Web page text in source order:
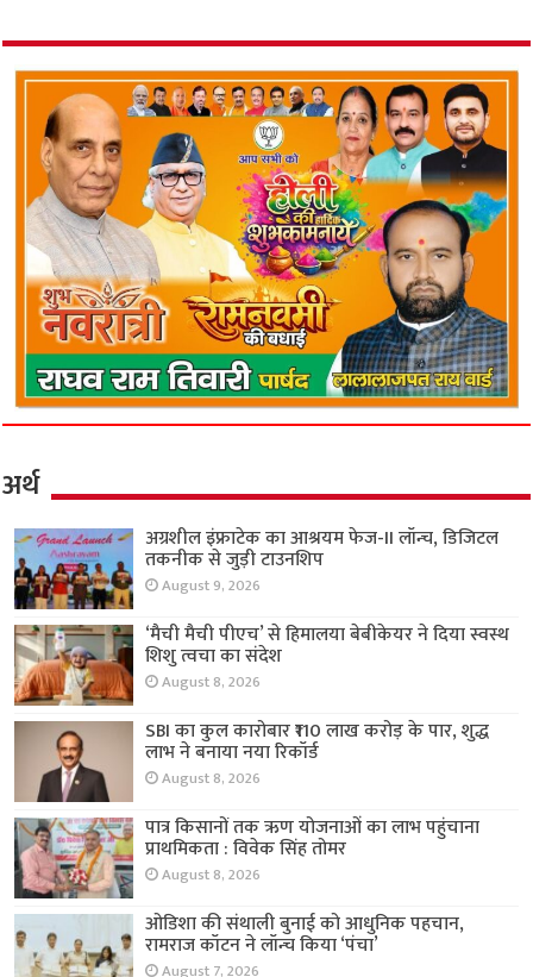
अर्थ
अग्रशील इंफ्राटेक का आश्रयम फेज-II लॉन्च, डिजिटल
तकनीक से जुड़ी टाउनशिप
August 9, 2026
‘मैची मैची पीएच’ से हिमालया बेबीकेयर ने दिया स्वस्थ
शिशु त्वचा का संदेश
August 8, 2026
SBI का कुल कारोबार ₹110 लाख करोड़ के पार, शुद्ध
लाभ ने बनाया नया रिकॉर्ड
August 8, 2026
पात्र किसानों तक ऋण योजनाओं का लाभ पहुंचाना
प्राथमिकता : विवेक सिंह तोमर
August 8, 2026
ओडिशा की संथाली बुनाई को आधुनिक पहचान,
रामराज कॉटन ने लॉन्च किया ‘पंचा’
August 7, 2026